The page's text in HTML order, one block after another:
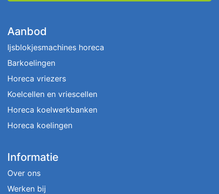
Aanbod
Ijsblokjesmachines horeca
Barkoelingen
Horeca vriezers
Koelcellen en vriescellen
Horeca koelwerkbanken
Horeca koelingen
Informatie
Over ons
Werken bij